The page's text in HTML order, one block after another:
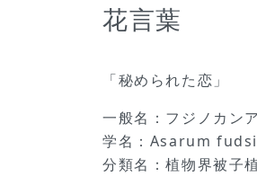
花言葉
「秘められた恋」
一般名：フジノカン
学名：Asarum
分類名：植物界被子